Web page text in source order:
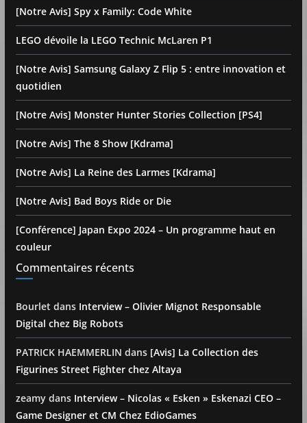
[Notre Avis] Spy x Family: Code White
LEGO dévoile la LEGO Technic McLaren P1
[Notre Avis] Samsung Galaxy Z Flip 5 : entre innovation et
quotidien
[Notre Avis] Monster Hunter Stories Collection [PS4]
[Notre Avis] The 8 Show [Kdrama]
[Notre Avis] La Reine des Larmes [Kdrama]
[Notre Avis] Bad Boys Ride or Die
[Conférence] Japan Expo 2024 – Un programme haut en
couleur
Commentaires récents
Bourlet dans Interview – Olivier Mignot Responsable
Digital chez Big Robots
PATRICK HAEMMERLIN dans [Avis] La Collection des
Figurines Street Fighter chez Altaya
zeamydans Interview – Nicolas « Esken » Eskenazi CEO –
Game Designer et CM Chez EdioGames